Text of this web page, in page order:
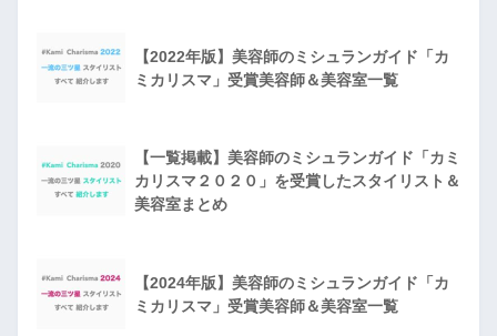
【2022年版】美容師のミシュランガイド「カ
ミカリスマ」受賞美容師＆美容室一覧
【一覧掲載】美容師のミシュランガイド「カミ
カリスマ２０２０」を受賞したスタイリスト＆
美容室まとめ
【2024年版】美容師のミシュランガイド「カ
ミカリスマ」受賞美容師＆美容室一覧